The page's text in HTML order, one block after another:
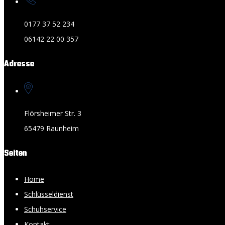
0177 37 52 234
06142 22 00 357
Adresse
Flörsheimer Str. 3
65479 Raunheim
Seiten
Home
Schlüsseldienst
Schuhservice